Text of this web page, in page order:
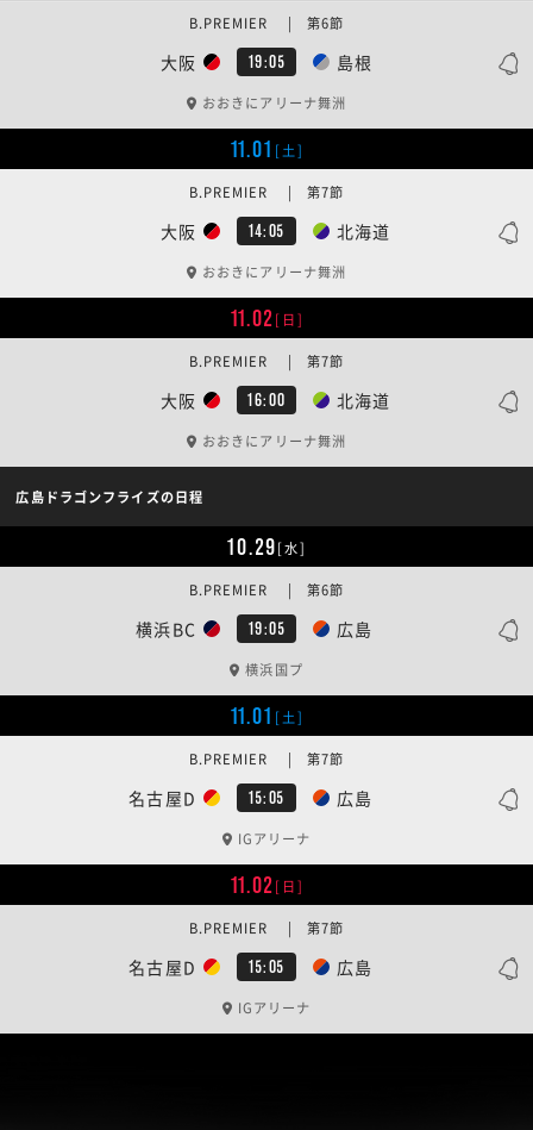
大阪 19:05 島根
B.PREMIER | 第6節
おおきにアリーナ舞洲
11.01 [土]
大阪 14:05 北海道
B.PREMIER | 第7節
おおきにアリーナ舞洲
11.02[日]
大阪 16:00 北海道
B.PREMIER | 第7節
おおきにアリーナ舞洲
広島ドラゴンフライズの日程
10.29[水]
横浜BC 19:05 広島
B.PREMIER | 第6節
横浜国プ
11.01 [土]
名古屋D 15:05 広島
B.PREMIER | 第7節
IGアリーナ
11.02[日]
名古屋D 15:05 広島
B.PREMIER | 第7節
IGアリーナ